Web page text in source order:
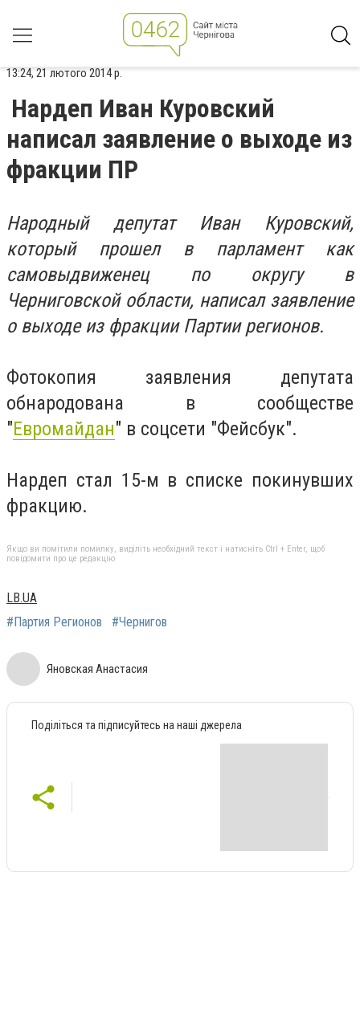
13:24, 21 лютого 2014 р.
Нардеп Иван Куровский
написал заявление о выходе из
фракции ПР
Народный депутат Иван Куровский,
который прошел в парламент как
самовыдвиженец по округу в
Черниговской области, написал заявление
о выходе из фракции Партии регионов.
Фотокопия заявления депутата
обнародована в сообществе
"Евромайдан" в соцсети "Фейсбук".
Нардеп стал 15-м в списке покинувших
фракцию.
Якщо ви помітили помилку, виділіть необхідний текст і натисніть Ctrl + Enter, щоб
повідомити про це редакцію
LB.UA
#Партия Регионов
#Чернигов
Яновская Анастасия
Поділіться та підписуйтесь на наші джерела